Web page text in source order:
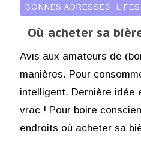
BONNES ADRESSES
Où acheter sa
Avis aux amateurs de
manières. Pour
intelligent. Dernière idée
vrac ! Pour boire
endroits où acheter sa